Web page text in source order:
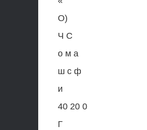
О)
Ч С
о м а
ш с ф
и
40 20 0
Г